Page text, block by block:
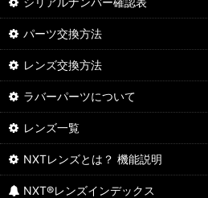
パーツ交換方法
レンズ交換方法
ラバーパーツについて
レンズ一覧
NXTレンズとは？ 機能説明
NXT®レンズインデックス